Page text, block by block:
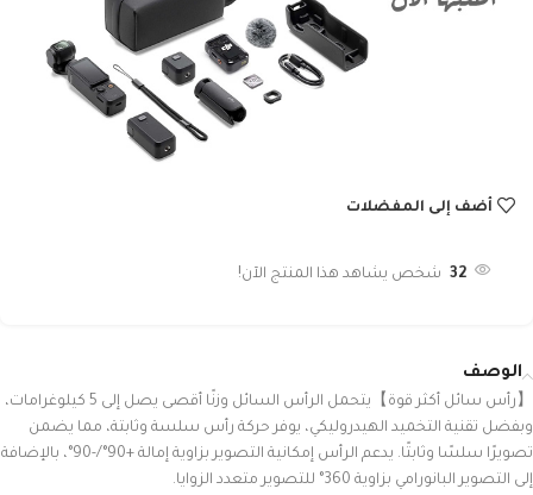
أضف إلى المفضلات
32 شخص يشاهد هذا المنتج الآن!
الوصف
【رأس سائل أكثر قوة】يتحمل الرأس السائل وزنًا أقصى يصل إلى 5 كيلوغرامات،
وبفضل تقنية التخميد الهيدروليكي، يوفر حركة رأس سلسة وثابتة، مما يضمن
تصويرًا سلسًا وثابتًا. يدعم الرأس إمكانية التصوير بزاوية إمالة +90°/-90°، بالإضافة
إلى التصوير البانورامي بزاوية 360° للتصوير متعدد الزوايا.